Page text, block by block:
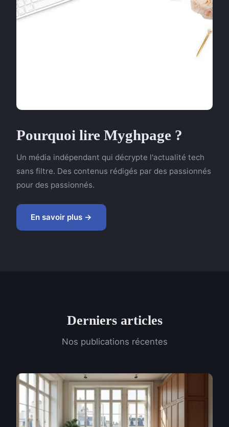
Pourquoi lire Myghpage ?
Un média indépendant qui décrypte l'actualité tech
sans filtre. Des contenus rédigés par des passionnés
pour des passionnés.
En savoir plus →
Derniers articles
Nos publications récentes